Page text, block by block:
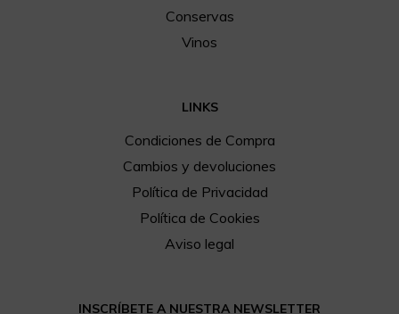
Conservas
Vinos
LINKS
Condiciones de Compra
Cambios y devoluciones
Política de Privacidad
Política de Cookies
Aviso legal
INSCRÍBETE A NUESTRA NEWSLETTER